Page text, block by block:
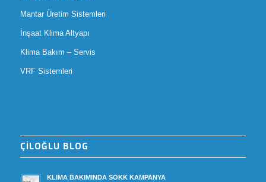
Mantar Üretim Sistemleri
İnşaat Klima Altyapı
Klima Bakım – Servis
VRF Sistemleri
ÇİLOĞLU BLOG
KLIMA BAKIMINDA SOKK KAMPANYA